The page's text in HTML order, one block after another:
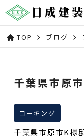
TOP ブログ
千葉県市原
コーキング
千葉県市原市K